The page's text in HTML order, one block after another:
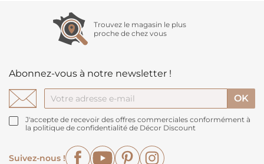
Trouvez le magasin le plus
proche de chez vous
Abonnez-vous à notre newsletter !
J'accepte de recevoir des offres commerciales conformément à
la politique de confidentialité de Décor Discount
Suivez-nous !
FacebookYouTubePinterest